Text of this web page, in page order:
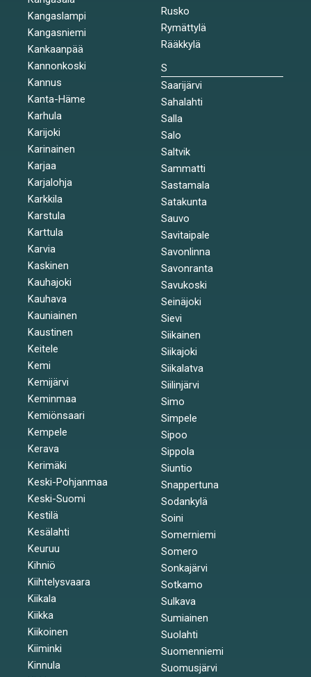
Kangaslampi
Kangasniemi
Kankaanpää
Kannonkoski
Kannus
Kanta-Häme
Karhula
Karijoki
Karinainen
Karjaa
Karjalohja
Karkkila
Karstula
Karttula
Karvia
Kaskinen
Kauhajoki
Kauhava
Kauniainen
Kaustinen
Keitele
Kemi
Kemijärvi
Keminmaa
Kemiönsaari
Kempele
Kerava
Kerimäki
Keski-Pohjanmaa
Keski-Suomi
Kestilä
Kesälahti
Keuruu
Kihniö
Kiihtelysvaara
Kiikala
Kiikka
Kiikoinen
Kiiminki
Kinnula
Rusko
Rymättylä
Rääkkylä
S
Saarijärvi
Sahalahti
Salla
Salo
Saltvik
Sammatti
Sastamala
Satakunta
Sauvo
Savitaipale
Savonlinna
Savonranta
Savukoski
Seinäjoki
Sievi
Siikainen
Siikajoki
Siikalatva
Siilinjärvi
Simo
Simpele
Sipoo
Sippola
Siuntio
Snappertuna
Sodankylä
Soini
Somerniemi
Somero
Sonkajärvi
Sotkamo
Sulkava
Sumiainen
Suolahti
Suomenniemi
Suomusjärvi